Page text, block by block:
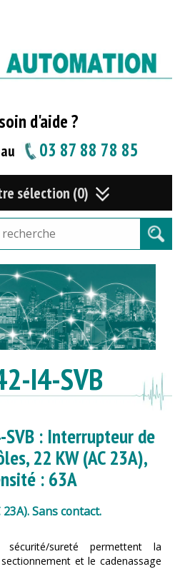
d'aide ?
03 87 88 78 85
sélection (0)
I4-SVB
: Interrupteur de
22 KW (AC 23A),
: 63A
Sans contact.
sureté permettent la
et le cadenassage